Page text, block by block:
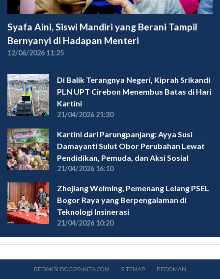
Syafa Aini, Siswi Mandiri yang Berani Tampil
Bernyanyi di Hadapan Menteri
12/06/2026 11:25
Di Balik Terangnya Negeri, Kiprah Srikandi
PLN UPT Cirebon Menembus Batas di Hari
Kartini
21/04/2026 21:30
Kartini dari Parungpanjang: Ayya Susi
Damayanti Sulut Obor Perubahan Lewat
Pendidikan, Pemuda, dan Aksi Sosial
21/04/2026 16:10
Zhejiang Weiming, Pemenang Lelang PSEL
Bogor Raya yang Berpengalaman di
Teknologi Insinerasi
21/04/2026 10:20
REDAKSI BOGOR-KITA.COM SITEMAP PEDOMAN